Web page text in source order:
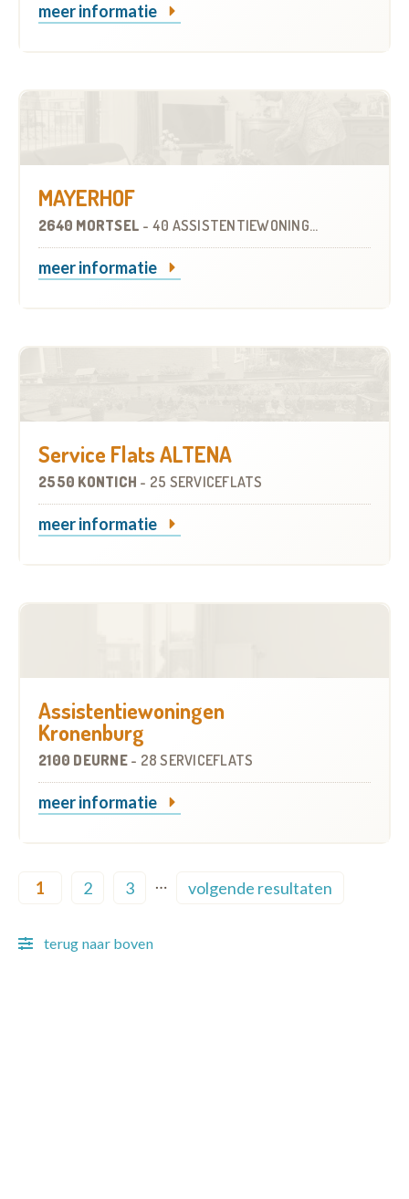
meer informatie
MAYERHOF
2640 MORTSEL - 40 ASSISTENTIEWONINGEN
meer informatie
Service Flats ALTENA
2550 KONTICH - 25 SERVICEFLATS
meer informatie
Assistentiewoningen
Kronenburg
2100 DEURNE - 28 SERVICEFLATS
meer informatie
1 2 3
…
volgende resultaten
terug naar boven